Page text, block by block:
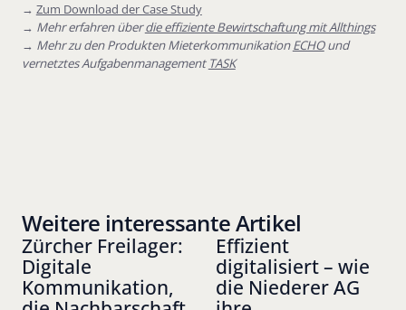
→ Zum Download der Case Study
→ Mehr erfahren überdie effiziente Bewirtschaftung mit Allthings
→ Mehr zu den Produkten MieterkommunikationECHOund
vernetztes Aufgabenmanagement TASK
Weitere interessante Artikel
Zürcher Freilager:
Digitale
Kommunikation,
Effizient
digitalisiert – wie
die Niederer AG